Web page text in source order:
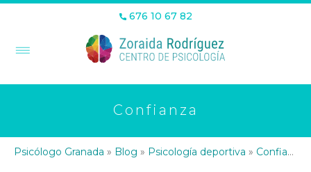
676 10 67 82
Confianza
Psicólogo Granada » Blog » Psicología deportiva » Confianza